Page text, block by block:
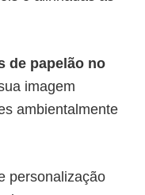
de papelão no
imagem
ambientalmente
personalização